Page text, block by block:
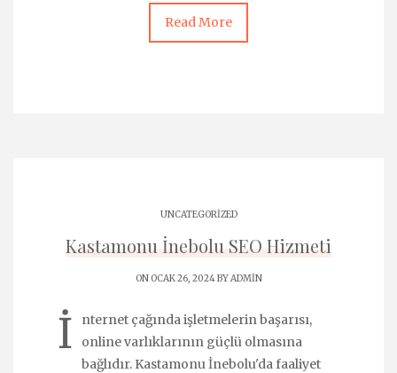
Read More
UNCATEGORIZED
Kastamonu İnebolu SEO Hizmeti
ON OCAK 26, 2024 BYADMIN
İ
nternet çağında işletmelerin başarısı,
online varlıklarının güçlü olmasına
bağlıdır. Kastamonu İnebolu'da faaliyet